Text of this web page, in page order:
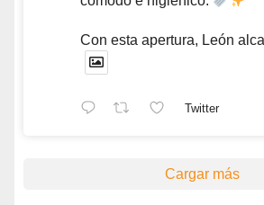
Con esta apertura, León
Twitter
Cargar más